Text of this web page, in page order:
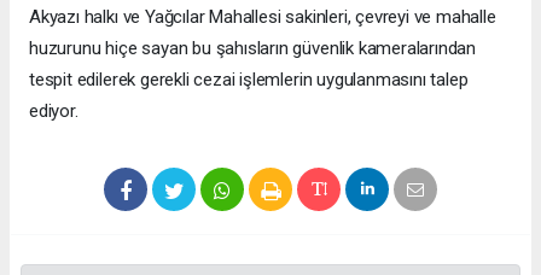
Akyazı halkı ve Yağcılar Mahallesi sakinleri, çevreyi ve mahalle
huzurunu hiçe sayan bu şahısların güvenlik kameralarından
tespit edilerek gerekli cezai işlemlerin uygulanmasını talep
ediyor.